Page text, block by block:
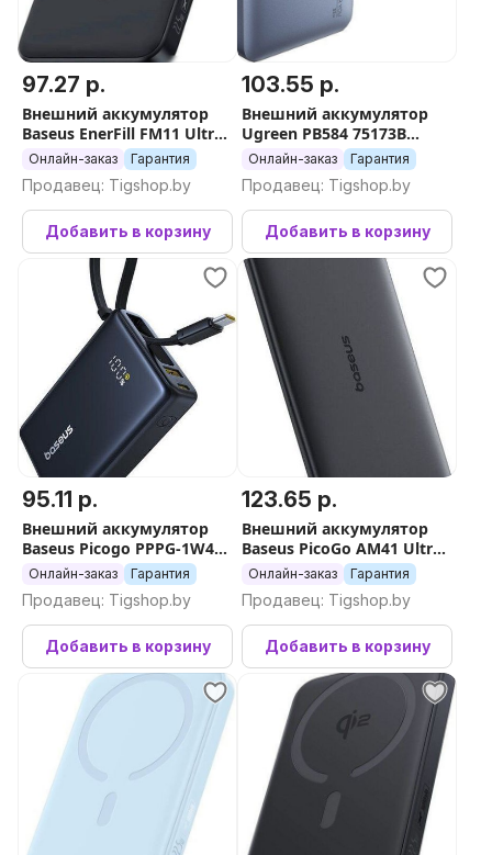
97.27 р.
Внешний аккумулятор
Baseus EnerFill FM11 Ultra-
Mini Magnetic Power Bank
10000mAh (черный)
Онлайн-заказ Гарантия
Продавец: Tigshop.by
Добавить в корзину
103.55 р.
Внешний аккумулятор
Ugreen PB584 75173B
10000mAh (серый,
китайская версия)
Онлайн-заказ Гарантия
Продавец: Tigshop.by
Добавить в корзину
95.11 р.
Внешний аккумулятор
Baseus Picogo PPPG-1W45C
Digital Display Power Bank
45W 10000mAh (черный)
Онлайн-заказ Гарантия
Продавец: Tigshop.by
Добавить в корзину
123.65 р.
Внешний аккумулятор
Baseus PicoGo AM41 Ultra-
Slim Magnetic Power Bank
5000mAh (черный)
Онлайн-заказ Гарантия
Продавец: Tigshop.by
Добавить в корзину